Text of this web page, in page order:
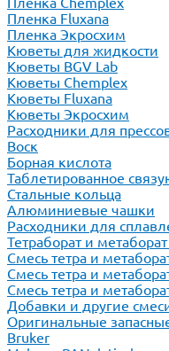
Пленка Fluxana
Пленка Экросхим
Кюветы для жидкости
Кюветы BGV Lab
Кюветы Chemplex
Кюветы Fluxana
Кюветы Экросхим
Расходники для
Воск
Борная кислота
Таблетированное
Стальные кольца
Алюминиевые чашки
Расходники для
Тетраборат и
Смесь тетра и
Смесь тетра и
Смесь тетра и
Добавки и другие
Оригинальные
Bruker